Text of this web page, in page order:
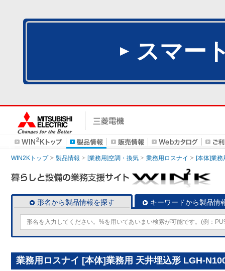
スマー
WIN2Kトップ 製品情報 [業務用]空調・換気 業務用ロスナイ [本体]業務
形名から製品情報を探す キーワードから製品情
業務用ロスナイ [本体]業務用 天井埋込形 LGH-